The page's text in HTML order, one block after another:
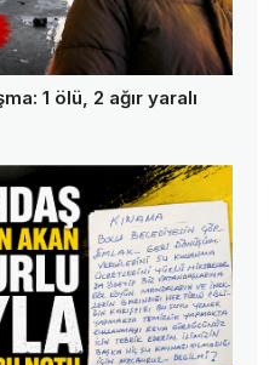
1 ölü, 2 ağır yaralı